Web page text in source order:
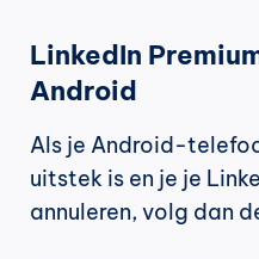
LinkedIn
Android
Als je Android-
uitstek is en je je
annuleren, volg dan